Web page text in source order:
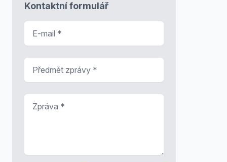
Kontaktní formulář